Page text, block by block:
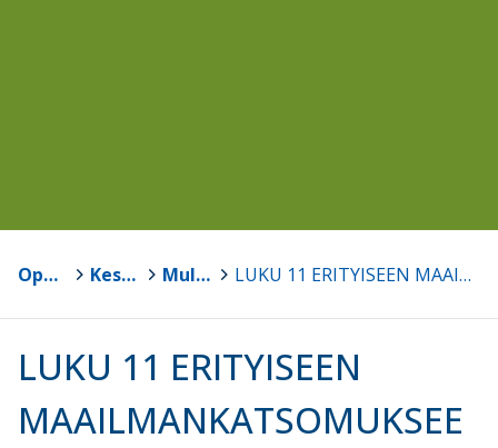
Opetussuunnitelmat Keski-Suomen kuntien opetussuunnitelmat Multian kunnan opetussuunnitelma LUKU 11 ERITYISEEN MAAILMANKATSOMUKSEEN TAI KASVATUSOPILLISEEN JÄRJESTELMÄÄN PERUSTUVA PERUSOPETUS
LUKU 11 ERITYISEEN
MAAILMANKATSOMUKSEE